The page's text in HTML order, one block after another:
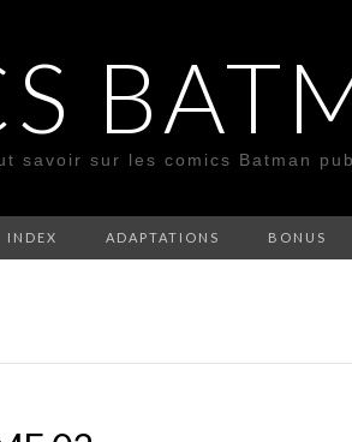
savoir sur les comics Batman
INDEX ADAPTATIONS BONUS